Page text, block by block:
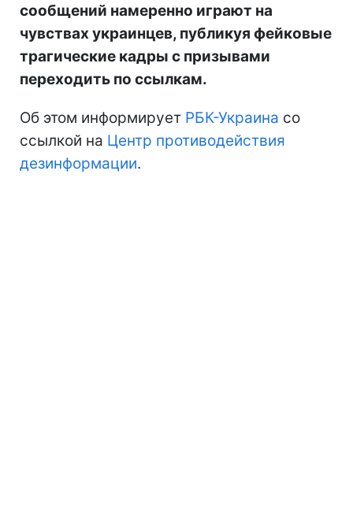
сообщений намеренно играют на
чувствах украинцев, публикуя фейковые
трагические кадры с призывами
переходить по ссылкам.
Об этом информирует РБК-Украина со
ссылкой на Центр противодействия
дезинформации.